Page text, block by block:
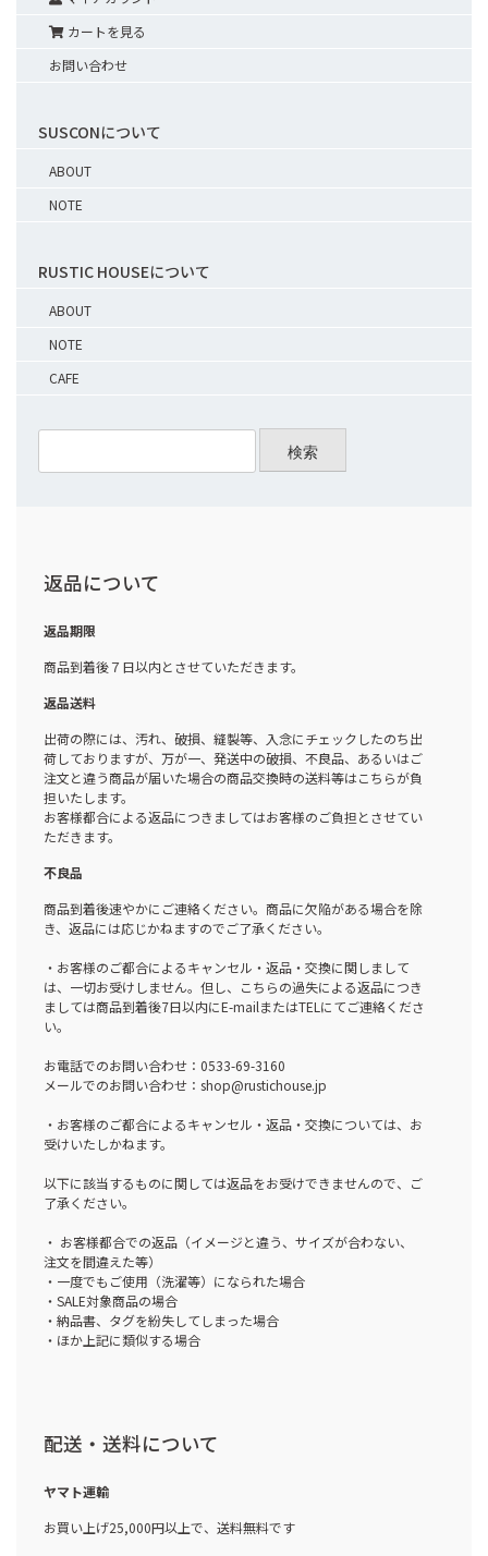
カートを見る
お問い合わせ
SUSCONについて
ABOUT
NOTE
RUSTIC HOUSEについて
ABOUT
NOTE
CAFE
検索
返品について
返品期限
商品到着後７日以内とさせていただきます。
返品送料
出荷の際には、汚れ、破損、縫製等、入念にチェックしたのち出
荷しておりますが、万が一、発送中の破損、不良品、あるいはご
注文と違う商品が届いた場合の商品交換時の送料等はこちらが負
担いたします。
お客様都合による返品につきましてはお客様のご負担とさせてい
ただきます。
不良品
商品到着後速やかにご連絡ください。商品に欠陥がある場合を除
き、返品には応じかねますのでご了承ください。
・お客様のご都合によるキャンセル・返品・交換に関しまして
は、一切お受けしません。但し、こちらの過失による返品につき
ましては商品到着後7日以内にE-mailまたはTELにてご連絡くださ
い。
お電話でのお問い合わせ：0533-69-3160
メールでのお問い合わせ：shop@rustichouse.jp
・お客様のご都合によるキャンセル・返品・交換については、お
受けいたしかねます。
以下に該当するものに関しては返品をお受けできませんので、ご
了承ください。
・ お客様都合での返品（イメージと違う、サイズが合わない、
注文を間違えた等）
・一度でもご使用（洗濯等）になられた場合
・SALE対象商品の場合
・納品書、タグを紛失してしまった場合
・ほか上記に類似する場合
配送・送料について
ヤマト運輸
お買い上げ25,000円以上で、送料無料です